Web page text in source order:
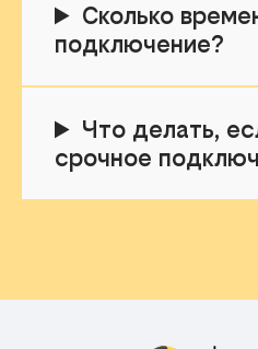
Сколько
подключение?
Что делать,
срочное